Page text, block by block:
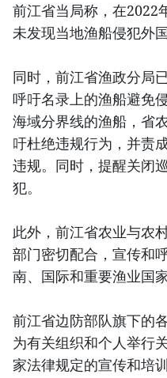
前江省当局称，在2022
未发现当地渔船侵犯外
同时，前江省渔政分局
呼吁名录上的渔船避免
海域分界线的渔船，省
吁杜绝违规行为，并责
违规。同时，提醒关闭
犯。
此外，前江省农业与农
部门密切配合，宣传和
南、国际和重要渔业国
前江省边防部队旗下的
为有关组织和个人举行
家法律规定的宣传和培训